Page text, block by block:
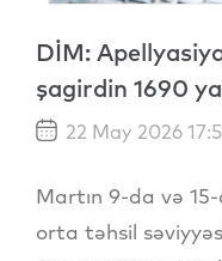
DİM:
şagirdin 1690
22 May 2026
Martın 9-da və
orta təhsil